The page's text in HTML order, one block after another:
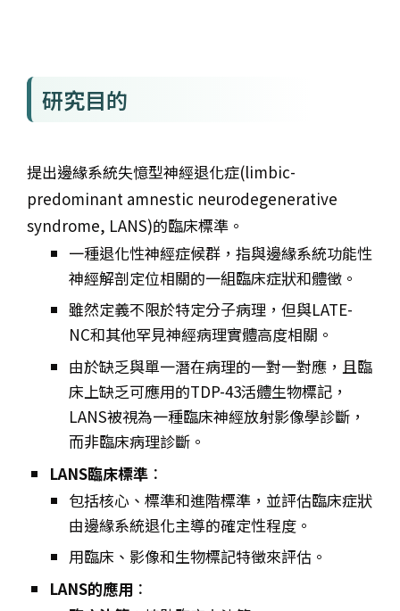
研究目的
提出邊緣系統失憶型神經退化症(limbic-
predominant amnestic neurodegenerative
syndrome, LANS)的臨床標準。
一種退化性神經症候群，指與邊緣系統功能性
神經解剖定位相關的一組臨床症狀和體徵。
雖然定義不限於特定分子病理，但與LATE-
NC和其他罕見神經病理實體高度相關。
由於缺乏與單一潛在病理的一對一對應，且臨
床上缺乏可應用的TDP-43活體生物標記，
LANS被視為一種臨床神經放射影像學診斷，
而非臨床病理診斷。
LANS臨床標準 ：
包括核心、標準和進階標準，並評估臨床症狀
由邊緣系統退化主導的確定性程度。
用臨床、影像和生物標記特徵來評估。
LANS的應用 ：